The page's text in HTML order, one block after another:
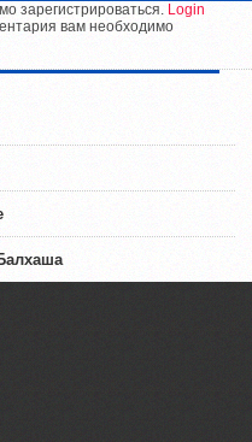
зарегистрироваться. Login
вам необходимо